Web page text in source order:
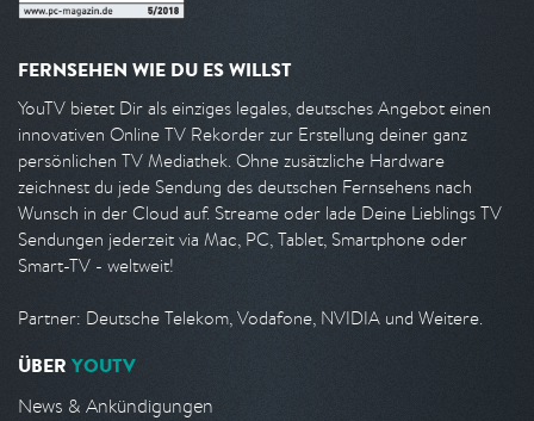
FERNSEHEN WIE DU ES WILLST
YouTV bietet Dir als einziges legales, deutsches Angebot einen
innovativen Online TV Rekorder zur Erstellung deiner ganz
persönlichen TV Mediathek. Ohne zusätzliche Hardware
zeichnest du jede Sendung des deutschen Fernsehens nach
Wunsch in der Cloud auf. Streame oder lade Deine Lieblings TV
Sendungen jederzeit via Mac, PC, Tablet, Smartphone oder
Smart-TV - weltweit!
Partner: Deutsche Telekom, Vodafone, NVIDIA und Weitere.
ÜBER YOUTV
News & Ankündigungen